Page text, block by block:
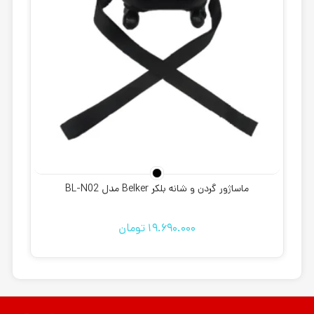
ماساژور گردن و شانه بلکر Belker مدل BL-N02
19.690.000 تومان